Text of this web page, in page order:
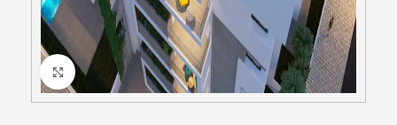
Click to enlarge